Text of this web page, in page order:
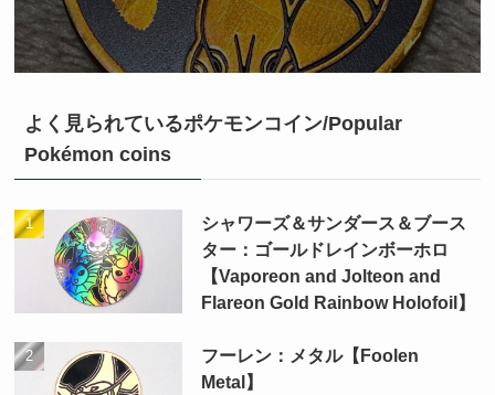
よく見られているポケモンコイン/Popular
Pokémon coins
シャワーズ＆サンダース＆ブース
ター：ゴールドレインボーホロ
【Vaporeon and Jolteon and
Flareon Gold Rainbow Holofoil】
フーレン：メタル【Foolen
Metal】